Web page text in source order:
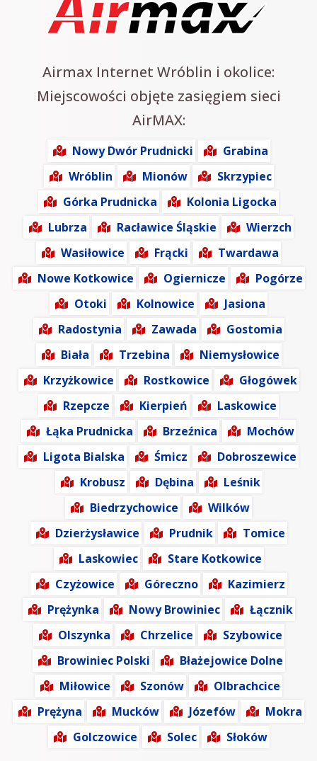
Airmax Internet Wróblin i okolice:
Miejscowości objęte zasięgiem sieci
AirMAX:
Nowy Dwór Prudnicki
Grabina
Wróblin
Mionów
Skrzypiec
Górka Prudnicka
Kolonia Ligocka
Lubrza
Racławice Śląskie
Wierzch
Wasiłowice
Frącki
Twardawa
Nowe Kotkowice
Ogiernicze
Pogórze
Otoki
Kolnowice
Jasiona
Radostynia
Zawada
Gostomia
Biała
Trzebina
Niemysłowice
Krzyżkowice
Rostkowice
Głogówek
Rzepcze
Kierpień
Laskowice
Łąka Prudnicka
Brzeźnica
Mochów
Ligota Bialska
Śmicz
Dobroszewice
Krobusz
Dębina
Leśnik
Biedrzychowice
Wilków
Dzierżysławice
Prudnik
Tomice
Laskowiec
Stare Kotkowice
Czyżowice
Góreczno
Kazimierz
Prężynka
Nowy Browiniec
Łącznik
Olszynka
Chrzelice
Szybowice
Browiniec Polski
Błażejowice Dolne
Miłowice
Szonów
Olbrachcice
Prężyna
Mucków Józefów
Mokra
Golczowice
Solec Słoków